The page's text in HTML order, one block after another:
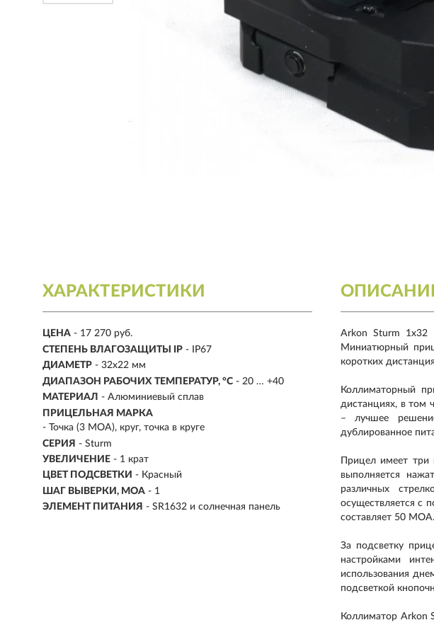
ХАРАКТЕРИСТИКИ
ЦЕНА - 17 270 руб.
CТЕПЕНЬ ВЛАГОЗАЩИТЫ IP - IP67
ДИАМЕТР - 32х22 мм
ДИАПАЗОН РАБОЧИХ ТЕМПЕРАТУР, °C - 20 … +40
МАТЕРИАЛ - Алюминиевый сплав
ПРИЦЕЛЬНАЯ МАРКА
- Точка (3 МОА), круг, точка в круге
СЕРИЯ - Sturm
УВЕЛИЧЕНИЕ - 1 крат
ЦВЕТ ПОДСВЕТКИ - Красный
ШАГ ВЫВЕРКИ, МОА - 1
ЭЛЕМЕНТ ПИТАНИЯ - SR1632 и солнечная панель
Arkon Sturm 1x32
Миниатюрный
коротких
Коллиматорный
дистанциях, в том
– лучшее
дублированное
Прицел имеет
выполняется
различных
осуществляется с
составляет 50 МОА.
За подсветку
настройками
использования
подсветкой
Коллиматор Arkon